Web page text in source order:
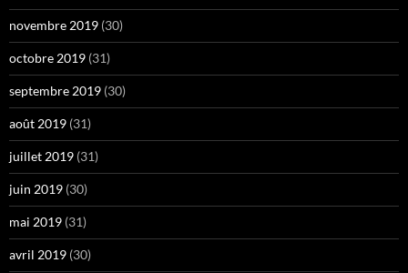
novembre 2019 (30)
octobre 2019 (31)
septembre 2019 (30)
août 2019 (31)
juillet 2019 (31)
juin 2019 (30)
mai 2019 (31)
avril 2019 (30)